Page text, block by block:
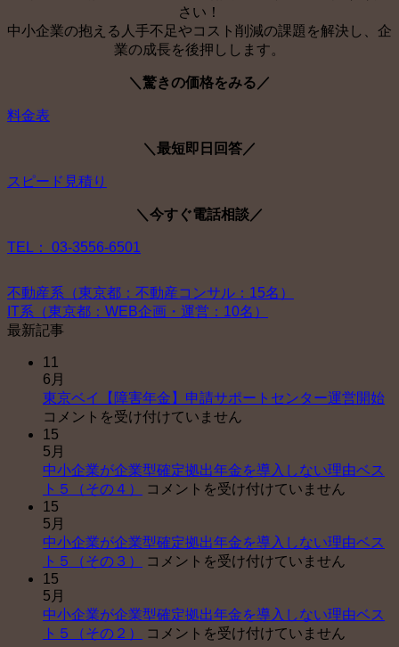
さい！
中小企業の抱える人手不足やコスト削減の課題を解決し、企
業の成長を後押しします。
＼驚きの価格をみる／
料金表
＼最短即日回答／
スピード見積り
＼今すぐ電話相談／
TEL： 03-3556-6501
不動産系（東京都：不動産コンサル：15名）
IT系（東京都：WEB企画・運営：10名）
最新記事
11
6月
東京ベイ【障害年金】申請サポートセンター運営開始東
申
ー
コメントを受け付けていません
15
5月
中小企業が企業型確定拠出年金を導入しない理由ベス
ト５（その４）
中
業
が
型
確
コメントを受け付けていません
15
5月
中小企業が企業型確定拠出年金を導入しない理由ベス
ト５（その３）
中
業
が
コメントを受け付けていません
15
5月
中小企業が企業型確定拠出年金を導入しない理由ベス
ト５（その２）
中
コメントを受け付けていません